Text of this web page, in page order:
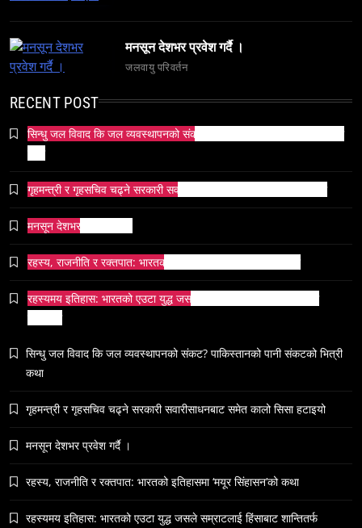
व्यापार-व्यवसाय
टक्सारको परम्परागत धातु उद्योग संकटमा
November 20, 2023
भारतको सांस्कृतिक सम्पत्ति पुनर्स्थापना कूटनीति: एक नयाँ
वैश्विक अभियान
November 20, 2023
समाज
५० लाख’ शुल्कको वास्तविकता: अल्टर्नेटिभ B-स्कूलहरूले
November 20, 2023
मनसून देशभर प्रवेश गर्दै ।
जलवायु परिवर्तन
RECENT POST
सिन्धु जल विवाद कि जल व्यवस्थापनको संकट? पाकिस्तानको पानी संकटको भित्री
गृहमन्त्री र गृहसचिव चढ्ने सरकारी सवारीसाधनबाट समेत कालो सिसा हटाइयो
मनसून देशभर प्रवेश गर्दै ।
रहस्य, राजनीति र रक्तपात: भारतको इतिहासमा ‘मयूर सिंहासन’को कथा
रहस्यमय इतिहास: भारतको एउटा युद्ध जसले सम्राटलाई हिंसाबाट शान्तितर्फ
सिन्धु जल विवाद कि जल व्यवस्थापनको संकट? पाकिस्तानको पानी संकटको भित्री
कथा
गृहमन्त्री र गृहसचिव चढ्ने सरकारी सवारीसाधनबाट समेत कालो सिसा हटाइयो
मनसून देशभर प्रवेश गर्दै ।
रहस्य, राजनीति र रक्तपात: भारतको इतिहासमा ‘मयूर सिंहासन’को कथा
रहस्यमय इतिहास: भारतको एउटा युद्ध जसले सम्राटलाई हिंसाबाट शान्तितर्फ